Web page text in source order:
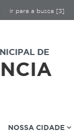
Ir para a busca [3]
NOSSA CIDADE